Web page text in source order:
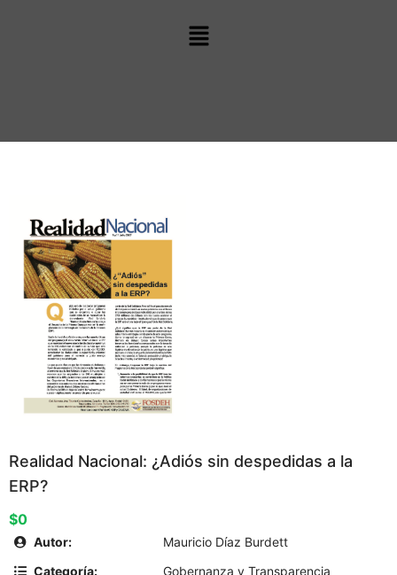
Realidad Nacional: ¿Adiós sin despedidas a la
ERP?
$0
Autor:
Mauricio Díaz Burdett
Categoría:
Gobernanza y Transparencia